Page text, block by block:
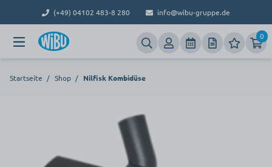
(+49) 04102 483-8 280 info@wibu-gruppe.de
0
Startseite / Shop / Nilfisk Kombidüse